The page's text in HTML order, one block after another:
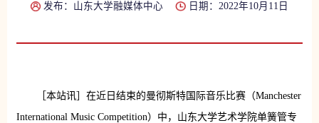
发布：山东大学融媒体中心 日期：2022年10月11日
［本站讯］在近日结束的曼彻斯特国际音乐比赛（Manchester
International Music Competition）中，山东大学艺术学院单簧管专